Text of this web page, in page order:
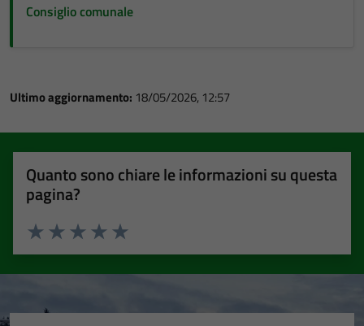
Consiglio comunale
Ultimo aggiornamento: 18/05/2026, 12:57
Quanto sono chiare le informazioni su questa
pagina?
Valuta 5 stelle su 5
Valuta 4 stelle su 5
Valuta 3 stelle su 5
Valuta 2 stelle su 5
Valuta 1 stelle su 5